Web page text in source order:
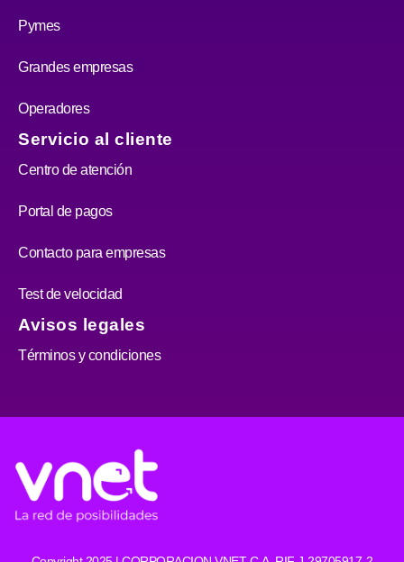
Pymes
Grandes empresas
Operadores
Servicio al cliente
Centro de atención
Portal de pagos
Contacto para empresas
Test de velocidad
Avisos legales
Términos y condiciones